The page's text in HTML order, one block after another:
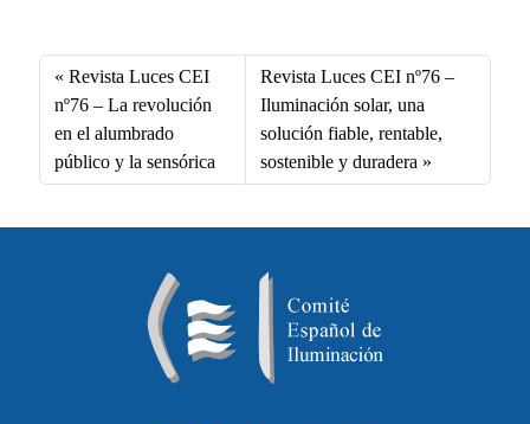
bo
ok
ed
In
ail ts
A
pp
Revista Luces CEI
nº76 – La revolución
en el alumbrado
público y la sensórica
Revista Luces CEI nº76 –
Iluminación solar, una
solución fiable, rentable,
sostenible y duradera